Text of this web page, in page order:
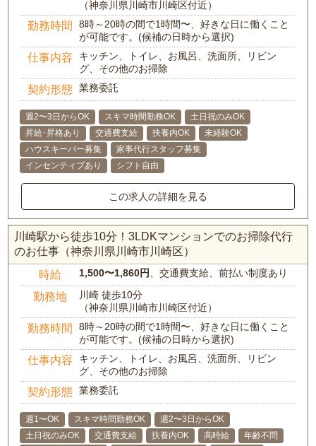
（神奈川県川崎市川崎区付近）
勤務時間
8時～20時の間で1時間〜、好きな日に働くこと
が可能です。(候補の日時から選択)
仕事内容
キッチン、トイレ、お風呂、洗面所、リビン
グ、その他のお掃除
契約形態 業務委託
週2〜3日からOK スキマ時間勤務OK
土日祝のみOK
昇給･昇格あり
交通費支給 扶養内OK
未経験OK
ハウスキーパー募集
家事代行スタッフ募集
インセンティブあり
シフト自由
この求人の詳細を見る
川崎駅から徒歩10分！3LDKマンションでのお掃除代行
のお仕事（神奈川県川崎市川崎区）
時給 1,500〜1,860円 、交通費支給、前払い制度あり
勤務地
川崎 徒歩10分
（神奈川県川崎市川崎区付近）
勤務時間
8時～20時の間で1時間〜、好きな日に働くこと
が可能です。(候補の日時から選択)
仕事内容
キッチン、トイレ、お風呂、洗面所、リビン
グ、その他のお掃除
契約形態 業務委託
週1〜OK スキマ時間勤務OK
週2〜3日からOK
土日祝のみOK
交通費支給 扶養内OK 高時給
年齢不問